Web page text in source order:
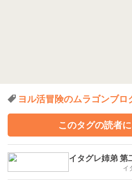
ヨル活冒険のムラゴンブロ
このタグの読者
イタグレ姉弟 第
イ